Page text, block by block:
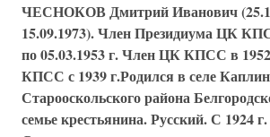
ЧЕСНОКОВ Дмитрий Иванович
15.09.1973). Член Президиума ЦК
по 05.03.1953 г. Член ЦК КПСС в
КПСС с 1939 г.Родился в селе
Старооскольского района
семье крестьянина. Русский. С 1924